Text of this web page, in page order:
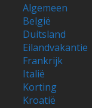
Algemeen
België
Duitsland
Eilandvakantie
Frankrijk
Italië
Korting
Kroatië